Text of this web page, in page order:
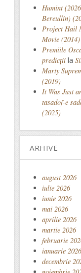
Humint
Bereullin)
Project Hail
Movie (2014)
Premiile
predicții la
Marty
(2019)
It Was Just
tasadof-e
(2025)
ARHIVE
august 2026
iulie 2026
iunie 2026
mai 2026
aprilie 2026
martie 2026
februarie
ianuarie 2026
decembrie